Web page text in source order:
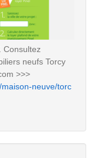
Consultez
neufs Torcy
>>>
neuve/torc